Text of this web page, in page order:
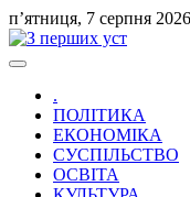
пʼятниця, 7 серпня
.
ПОЛІТИКА
ЕКОНОМІКА
СУСПІЛЬСТВО
ОСВІТА